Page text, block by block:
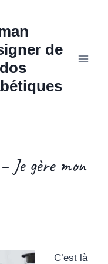
de
Je gère mon
C’est là